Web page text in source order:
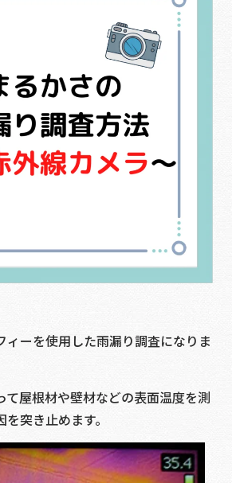
ィーを使用した雨漏り調査になりま
て屋根材や壁材などの表面温度を測
突き止めます。